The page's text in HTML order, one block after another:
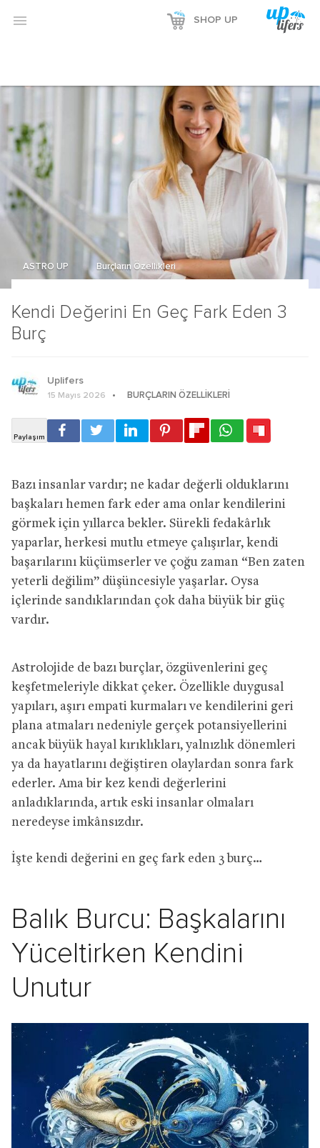
Reklamı Göster
Reklamı Gizle
 SHOP UP
Kendi Değerini En Geç Fark Eden 3
Burç
ASTRO UP Burçların Özellikleri
Uplifers
15 Mayıs 2026 BURÇLARIN ÖZELLIKLERI
Bazı insanlar vardır; ne kadar değerli olduklarını
başkaları hemen fark eder ama onlar kendilerini
görmek için yıllarca bekler. Sürekli fedakârlık
yaparlar, herkesi mutlu etmeye çalışırlar, kendi
başarılarını küçümserler ve çoğu zaman “Ben zaten
yeterli değilim” düşüncesiyle yaşarlar. Oysa
içlerinde sandıklarından çok daha büyük bir güç
vardır.
Astrolojide de bazı burçlar, özgüvenlerini geç
keşfetmeleriyle dikkat çeker. Özellikle duygusal
yapıları, aşırı empati kurmaları ve kendilerini geri
plana atmaları nedeniyle gerçek potansiyellerini
ancak büyük hayal kırıklıkları, yalnızlık dönemleri
ya da hayatlarını değiştiren olaylardan sonra fark
ederler. Ama bir kez kendi değerlerini
anladıklarında, artık eski insanlar olmaları
neredeyse imkânsızdır.
İşte kendi değerini en geç fark eden 3 burç…
Balık Burcu: Başkalarını
Yüceltirken Kendini
Unutur